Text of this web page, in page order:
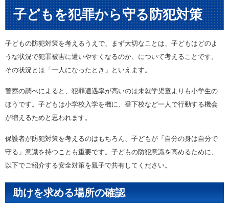
子どもを犯罪から守る防犯対策
子どもの防犯対策を考えるうえで、まず大切なことは、子どもはどのよ
うな状況で犯罪被害に遭いやすくなるのか、について考えることです。
その状況とは「一人になったとき」といえます。
警察の調べによると、犯罪遭遇率が高いのは未就学児童よりも小学生の
ほうです。子どもは小学校入学を機に、登下校など一人で行動する機会
が増えるためと思われます。
保護者が防犯対策を考えるのはもちろん、子どもが「自分の身は自分で
守る」意識を持つことも重要です。子どもの防犯意識を高めるために、
以下でご紹介する安全対策を親子で共有してください。
助けを求める場所の確認